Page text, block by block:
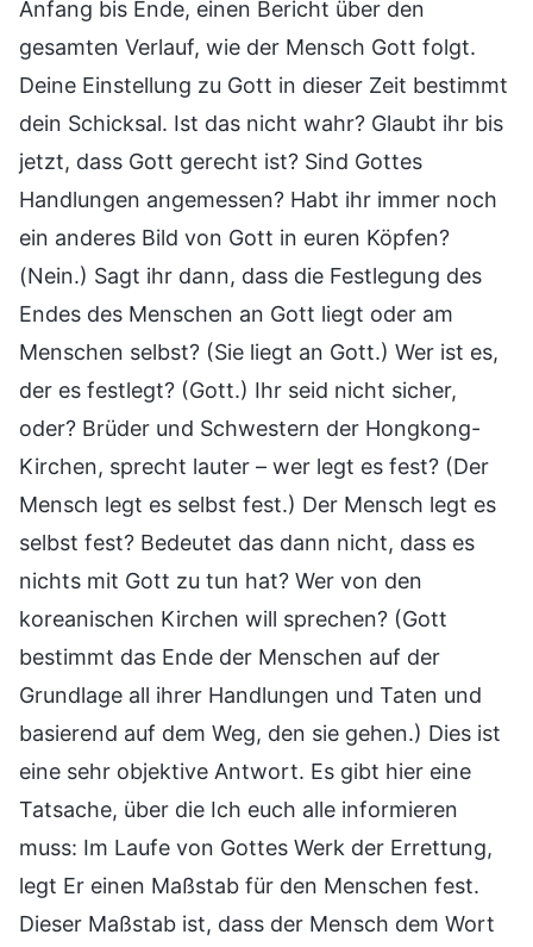
Anfang bis Ende, einen Bericht über den
gesamten Verlauf, wie der Mensch Gott folgt.
Deine Einstellung zu Gott in dieser Zeit bestimmt
dein Schicksal. Ist das nicht wahr? Glaubt ihr bis
jetzt, dass Gott gerecht ist? Sind Gottes
Handlungen angemessen? Habt ihr immer noch
ein anderes Bild von Gott in euren Köpfen?
(Nein.) Sagt ihr dann, dass die Festlegung des
Endes des Menschen an Gott liegt oder am
Menschen selbst? (Sie liegt an Gott.) Wer ist es,
der es festlegt? (Gott.) Ihr seid nicht sicher,
oder? Brüder und Schwestern der Hongkong-
Kirchen, sprecht lauter – wer legt es fest? (Der
Mensch legt es selbst fest.) Der Mensch legt es
selbst fest? Bedeutet das dann nicht, dass es
nichts mit Gott zu tun hat? Wer von den
koreanischen Kirchen will sprechen? (Gott
bestimmt das Ende der Menschen auf der
Grundlage all ihrer Handlungen und Taten und
basierend auf dem Weg, den sie gehen.) Dies ist
eine sehr objektive Antwort. Es gibt hier eine
Tatsache, über die Ich euch alle informieren
muss: Im Laufe von Gottes Werk der Errettung,
legt Er einen Maßstab für den Menschen fest.
Dieser Maßstab ist, dass der Mensch dem Wort